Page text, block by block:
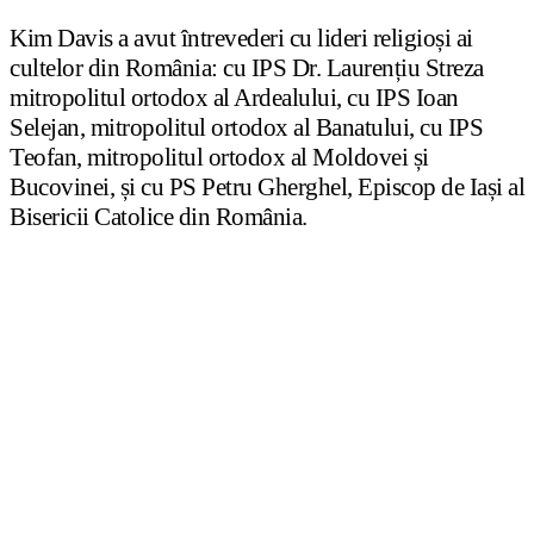
Kim Davis a avut întrevederi cu lideri religioși ai
cultelor din România: cu IPS Dr. Laurențiu Streza
mitropolitul ortodox al Ardealului, cu IPS Ioan
Selejan, mitropolitul ortodox al Banatului, cu IPS
Teofan, mitropolitul ortodox al Moldovei și
Bucovinei, și cu PS Petru Gherghel, Episcop de Iași al
Bisericii Catolice din România.